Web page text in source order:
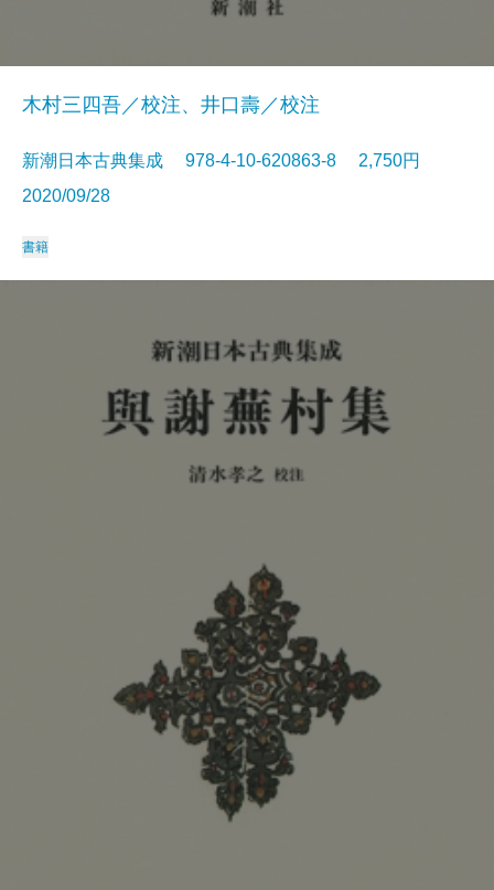
木村三四吾／校注、井口壽／校注
新潮日本古典集成 978-4-10-620863-8 2,750円
2020/09/28
書籍